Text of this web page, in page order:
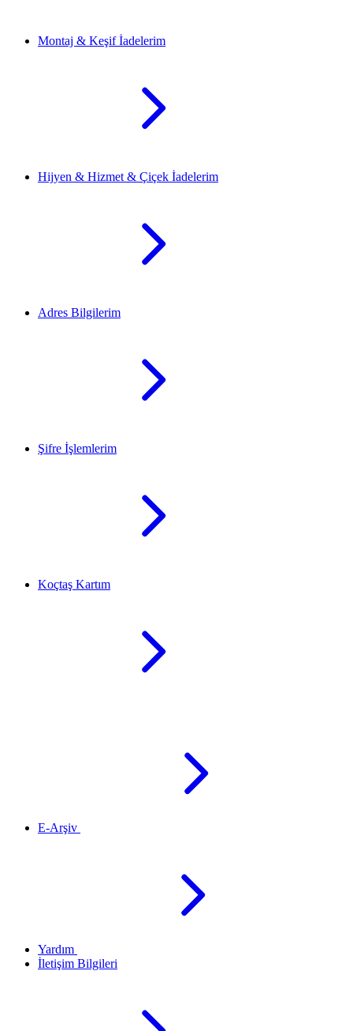
Montaj & Keşif İadelerim
Hijyen & Hizmet & Çiçek İadelerim
Adres Bilgilerim
Şifre İşlemlerim
Koçtaş Kartım
E-Arşiv
Yardım
İletişim Bilgileri